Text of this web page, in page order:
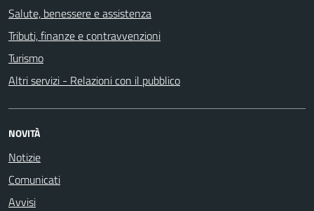
Salute, benessere e assistenza
Tributi, finanze e contravvenzioni
Turismo
Altri servizi - Relazioni con il pubblico
NOVITÀ
Notizie
Comunicati
Avvisi